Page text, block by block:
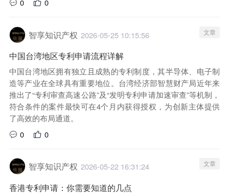
0
0
智享知识产权 2026-05-25 10:15:56 文章
中国台湾地区专利申请流程详解
中国台湾地区拥有独立且成熟的专利制度，其半导体、电子制
造等产业在全球具有重要地位。台湾经济部智慧财产局近年来
推出了“专利审查高速公路”及“发明专利申请加速审查”等机制，
符合条件的案件最快可在4个月内获得授权，为创新主体提供
了高效的布局通道。
0
0
智享知识产权 2026-05-22 16:31:24 文章
香港专利申请：你需要知道的几点